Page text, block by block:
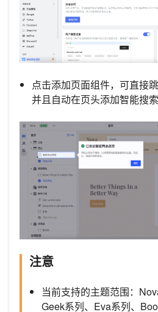
点击添加页面组件，可直接
并且自动在页头添加智能搜索
注意
当前支持的主题范围：
Geek系列、Eva系列、